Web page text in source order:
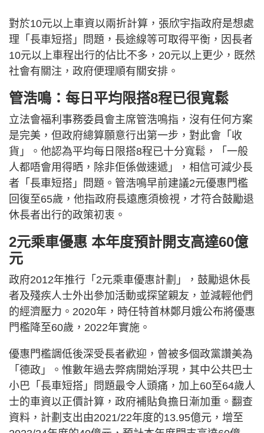
對於10元以上車資以兩折計算，張欣宇指政府是想處
理「長車短搭」問題，長途線等可取得平衡，因長者
10元以上車程出行的佔比不多，20元以上更少，既然
社會有關注，政府便理順有關安排。
管浩鳴：每日平均限搭8程已很寬鬆
立法會福利事務委員會主席管浩鳴指，沒有任何方案
是完美，但政府總算願意行出第一步，對此會「收
貨」。他認為平均每日限搭8程已十分寬鬆，「一般
人都唔會用得晒，除非佢係做速遞」，相信可減少長
者「長車短搭」問題。管浩鳴早前建議2元優惠門檻
回復至65歲，他指政府長遠應須檢視，才符合鼓勵退
休長者出行的政策初衷。
2元乘車優惠 本年度預計開支高達60億
元
政府2012年推行「2元乘車優惠計劃」，鼓勵退休長
者及殘疾人士外出參加活動或探望親友，並減輕他們
的經濟壓力。2020年，時任特首林鄭月娥公布將優惠
門檻降至60歲，2022年實施。
優惠門檻調低後深受長者歡迎，曾被多個政黨讚美為
「德政」。惟數年過去弊病開始浮現，其中公共巴士
小巴「長車短搭」問題最令人頭痛，加上60至64歲人
士的車資以正價計算，政府補貼負擔日漸加重。翻查
資料，計劃支出由2021/22年度的13.95億元，增至